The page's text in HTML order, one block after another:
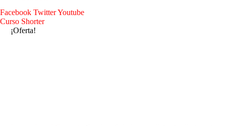
Facebook TwitterYoutube
Curso Shorter
¡Oferta!